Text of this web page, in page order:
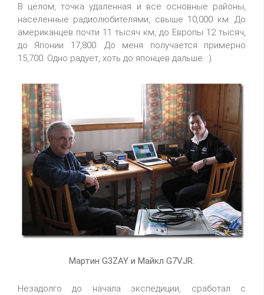
В целом, точка удаленная и все основные районы,
населенные радиолюбителями, свыше 10,000 км. До
американцев почти 11 тысяч км, до Европы 12 тысяч,
до Японии 17,800. До меня получается примерно
15,700. Одно радует, хоть до японцев дальше. :)
Мартин G3ZAY и Майкл G7VJR.
Незадолго до начала экспедиции, сработал с